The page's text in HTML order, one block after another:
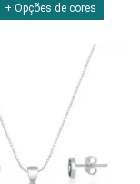
+ Opções de cores